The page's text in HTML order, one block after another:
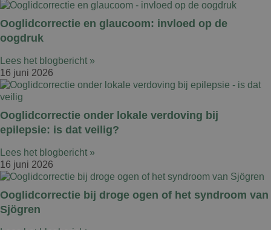
Ooglidcorrectie en glaucoom: invloed op de
oogdruk
Lees het blogbericht »
16 juni 2026
Ooglidcorrectie onder lokale verdoving bij
epilepsie: is dat veilig?
Lees het blogbericht »
16 juni 2026
Ooglidcorrectie bij droge ogen of het syndroom van
Sjögren